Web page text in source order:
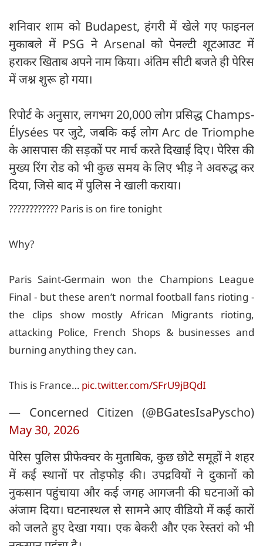
शनिवार शाम को Budapest, हंगरी में खेले गए फाइनल
मुकाबले में PSG ने Arsenal को पेनल्टी शूटआउट में
हराकर खिताब अपने नाम किया। अंतिम सीटी बजते ही पेरिस
में जश्न शुरू हो गया।
रिपोर्ट के अनुसार, लगभग 20,000 लोग प्रसिद्ध Champs-
Élysées पर जुटे, जबकि कई लोग Arc de Triomphe
के आसपास की सड़कों पर मार्च करते दिखाई दिए। पेरिस की
मुख्य रिंग रोड को भी कुछ समय के लिए भीड़ ने अवरुद्ध कर
दिया, जिसे बाद में पुलिस ने खाली कराया।
???????????? Paris is on fire tonight
Why?
Paris Saint-Germain won the Champions League
Final - but these aren’t normal football fans rioting -
the clips show mostly African Migrants rioting,
attacking Police, French Shops & businesses and
burning anything they can.
This is France… pic.twitter.com/SFrU9jBQdI
— Concerned Citizen (@BGatesIsaPyscho)
May 30, 2026
पेरिस पुलिस प्रीफेक्चर के मुताबिक, कुछ छोटे समूहों ने शहर
में कई स्थानों पर तोड़फोड़ की। उपद्रवियों ने दुकानों को
नुकसान पहुंचाया और कई जगह आगजनी की घटनाओं को
अंजाम दिया। घटनास्थल से सामने आए वीडियो में कई कारों
को जलते हुए देखा गया। एक बेकरी और एक रेस्तरां को भी